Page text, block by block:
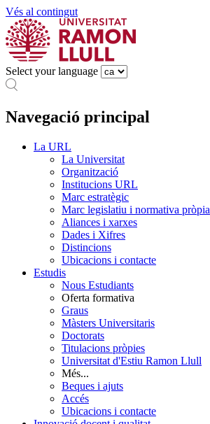
Vés al contingut
Select your language
Navegació principal
La URL
La Universitat
Organització
Institucions URL
Marc estratègic
Marc legislatiu i normativa pròpia
Aliances i xarxes
Dades i Xifres
Distincions
Ubicacions i contacte
Estudis
Nous Estudiants
Oferta formativa
Graus
Màsters Universitaris
Doctorats
Titulacions pròpies
Universitat d'Estiu Ramon Llull
Més...
Beques i ajuts
Accés
Ubicacions i contacte